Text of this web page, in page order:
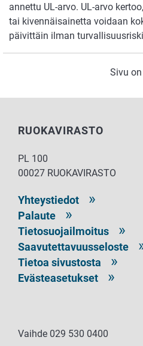
annettu UL-arvo. UL-arvo
tai kivennäisainetta voidaan
päivittäin ilman
Sivu
RUOKAVIRASTO
PL 100
00027 RUOKAVIRASTO
Yhteystiedot
Palaute
Tietosuojailmoitus
Saavutettavuusseloste
Tietoa sivustosta
Evästeasetukset
Vaihde 029 530 0400